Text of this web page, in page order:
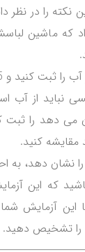
نکته را در نظر
که ماشین
و 15 دقیقه منتظر بمانید.
مقایشه کنید.
نشان دهد، به
که این
آزمایش شما
را تشخیص دهید.